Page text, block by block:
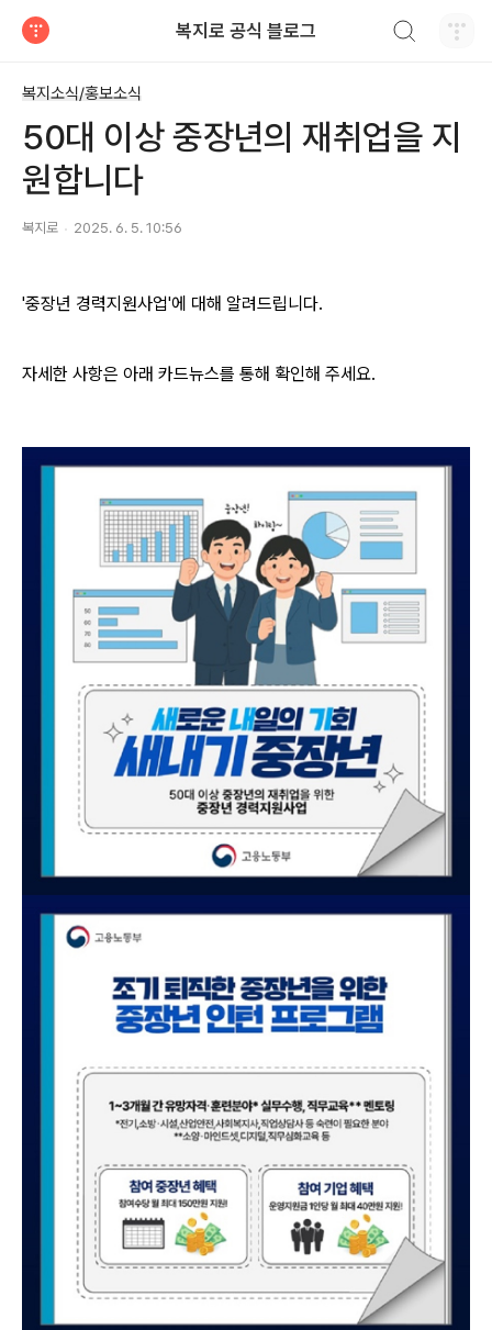
복지로 공식 블로그
복지소식/홍보소식
50대 이상 중장년의 재취업을 지
원합니다
복지로 2025. 6. 5. 10:56
'중장년 경력지원사업'에 대해 알려드립니다.
자세한 사항은 아래 카드뉴스를 통해 확인해 주세요.